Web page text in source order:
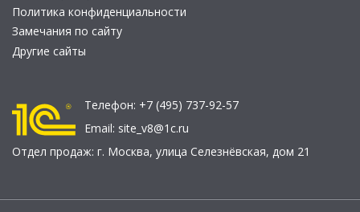
Политика конфиденциальности
Замечания по сайту
Другие сайты
Телефон: +7 (495) 737-92-57
Email: site_v8@1c.ru
Отдел продаж: г. Москва, улица Селезнёвская, дом 21